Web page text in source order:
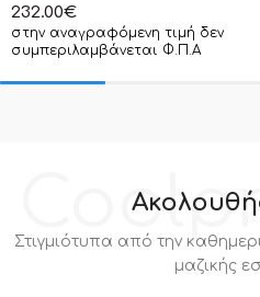
232.00€
στην αναγραφόμενη τιμή δεν
συμπεριλαμβάνεται Φ.Π.Α
Στιγμιότυπα από την
μαζικής